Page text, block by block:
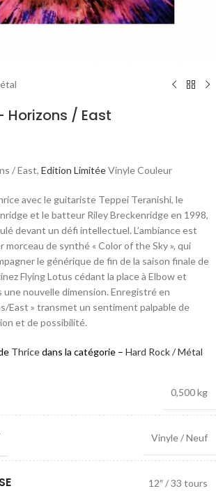
Horizons / East
/ East, Edition LimitéeVinyle Couleur
avec le guitariste Teppei Teranishi, le
et le batteur Riley Breckenridge en 1998,
devant un défi intellectuel. L’ambiance est
morceau de synthé « Color of the Sky », qui
le générique de fin de la saison finale de
Flying Lotus cédant la place à Elbow et
une nouvelle dimension. Enregistré en
East » transmet un sentiment palpable de
et de possibilité.
Thricedans la catégorie – Hard Rock / Métal
0,500 kg
Vinyle / Neuf
12″ / 33 tours